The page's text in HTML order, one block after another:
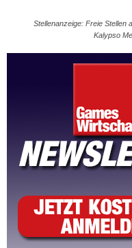
Stellenanzeige: Freie Stellen
Kalypso